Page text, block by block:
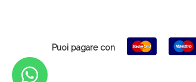
Puoi pagare con